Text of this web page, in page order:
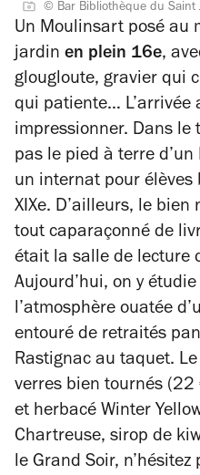
sur
5
étoiles
© Bar Bibliothèque du Saint
Un Moulinsart posé au
jardin en plein 16e,
glougloute, gravier qui
qui patiente… L’arrivée
impressionner. Dans le
pas le pied à terre
un internat pour élèves
XIXe. D’ailleurs, le bien
tout caparaçonné de
était la salle de lecture
Aujourd’hui, on y
l’atmosphère ouatée
entouré de retraités
Rastignac au taquet. L
verres bien tournés (22
et herbacé Winter
Chartreuse, sirop de
le Grand Soir,